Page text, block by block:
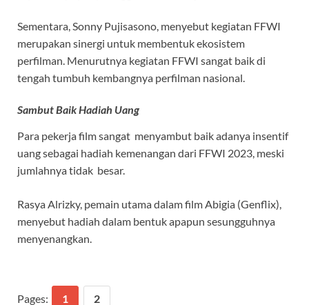
Sementara, Sonny Pujisasono, menyebut kegiatan FFWI
merupakan sinergi untuk membentuk ekosistem
perfilman. Menurutnya kegiatan FFWI sangat baik di
tengah tumbuh kembangnya perfilman nasional.
Sambut Baik Hadiah Uang
Para pekerja film sangat menyambut baik adanya insentif
uang sebagai hadiah kemenangan dari FFWI 2023, meski
jumlahnya tidak besar.
Rasya Alrizky, pemain utama dalam film Abigia (Genflix),
menyebut hadiah dalam bentuk apapun sesungguhnya
menyenangkan.
Pages: 1 2